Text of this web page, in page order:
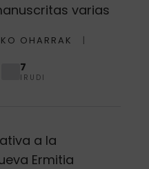
varias
OHARRAK
7
IRUDI
a la
Ermitia